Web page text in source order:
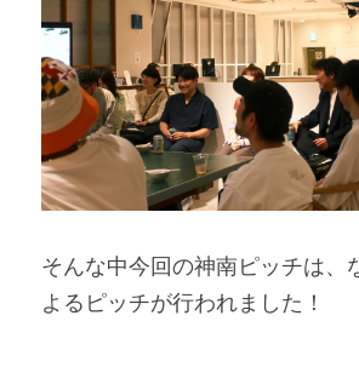
そんな中今回の神南ピッチは、
よるピッチが行われました！